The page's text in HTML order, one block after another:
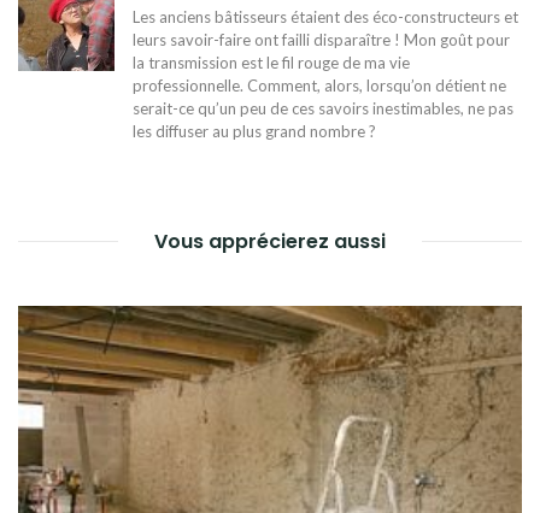
Les anciens bâtisseurs étaient des éco-constructeurs et
leurs savoir-faire ont failli disparaître ! Mon goût pour
la transmission est le fil rouge de ma vie
professionnelle. Comment, alors, lorsqu’on détient ne
serait-ce qu’un peu de ces savoirs inestimables, ne pas
les diffuser au plus grand nombre ?
Vous apprécierez aussi